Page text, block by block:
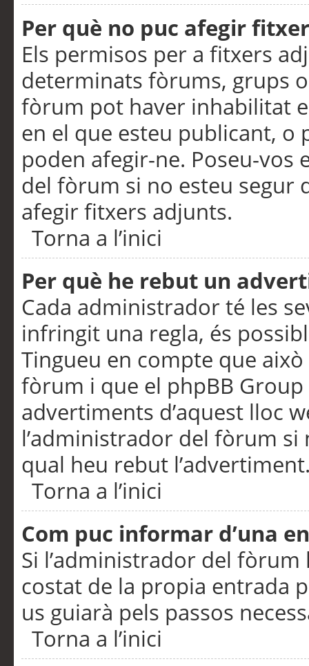
Per què no puc afegir
Els permisos per a fitxers
determinats fòrums, grups
fòrum pot haver inhabilitat
en el que esteu publicant,
poden afegir-ne. Poseu-vos
del fòrum si no esteu segur
afegir fitxers adjunts.
Torna a l’inici
Per què he rebut un
Cada administrador té les
infringit una regla, és
Tingueu en compte que
fòrum i que el phpBB
advertiments d’aquest lloc
l’administrador del fòrum
qual heu rebut
Torna a l’inici
Com puc informar d’una
Si l’administrador del
costat de la propia entrada
us guiarà pels passos
Torna a l’inici